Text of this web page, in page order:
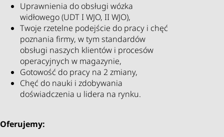
Uprawnienia do obsługi wózka
widłowego (UDT I WJO, II WJO),
Twoje rzetelne podejście do pracy i chęć
poznania firmy, w tym standardów
obsługi naszych klientów i procesów
operacyjnych w magazynie,
Gotowość do pracy na 2 zmiany,
Chęć do nauki i zdobywania
doświadczenia u lidera na rynku.
Oferujemy: